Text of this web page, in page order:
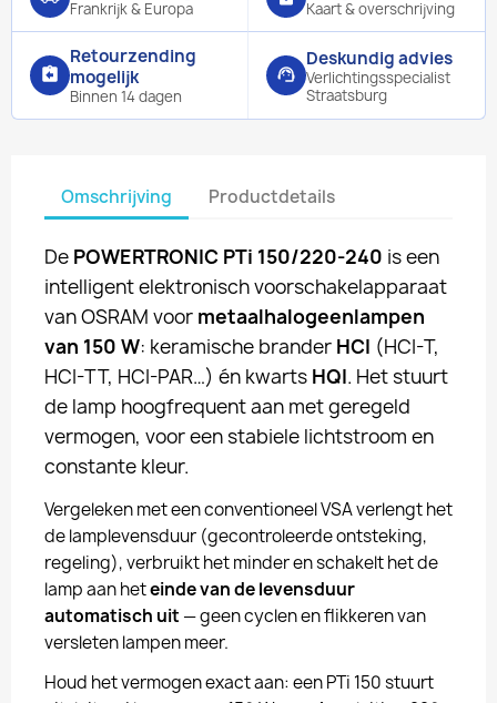
Frankrijk & Europa Kaart & overschrijving
assignment_return
Retourzending
mogelijk
Binnen 14 dagen
support_agent
Deskundig advies
Verlichtingsspecialist
Straatsburg
Omschrijving Productdetails
De POWERTRONIC PTi 150/220-240 is een
intelligent elektronisch voorschakelapparaat
van OSRAM voor metaalhalogeenlampen
van 150 W: keramische brander HCI (HCI-T,
HCI-TT, HCI-PAR…) én kwarts HQI. Het stuurt
de lamp hoogfrequent aan met geregeld
vermogen, voor een stabiele lichtstroom en
constante kleur.
Vergeleken met een conventioneel VSA verlengt het
de lamplevensduur (gecontroleerde ontsteking,
regeling), verbruikt het minder en schakelt het de
lamp aan heteinde van de levensduur
automatisch uit — geen cyclen en flikkeren van
versleten lampen meer.
Houd het vermogen exact aan: een PTi 150 stuurt